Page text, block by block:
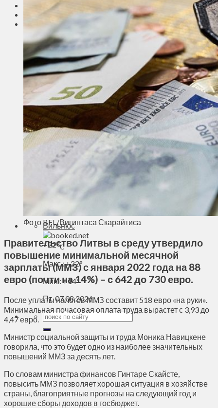
Сейм Литвы
Культура
Больше
Фоторепортаж
Туризм
ЛК рекомендует
Сеньорам
Образование
Здравоохранение
Экология
Происшествия
Приграничье
Деньги
Визиты
Выборы
Агроновости
Едим дома
Ищу семью
Духовное пространство
Спорт
Энергетика
Вильнюс
+22°C
Макс.:+22°
Мин.:+14°
Пт, 07.08.2026
Фото BFL/Вигинтаса Скарайтиса
Правительство Литвы в среду утвердило
повышение минимальной месячной
зарплаты (ММЗ) с января 2022 года на 88
евро (почти на 14%) – с 642 до 730 евро.
После уплаты налогов ММЗ составит 518 евро «на руки».
Минимальная почасовая оплата труда вырастет с 3,93 до
4,47 евро.
Министр социальной защиты и труда Моника Навицкене
говорила, что это будет одно из наиболее значительных
повышений ММЗ за десять лет.
По словам министра финансов Гинтаре Скайсте,
повысить ММЗ позволяет хорошая ситуация в хозяйстве
страны, благоприятные прогнозы на следующий год и
хорошие сборы доходов в госбюджет.